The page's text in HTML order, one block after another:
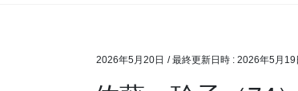
2026年5月20日 / 最終更新日時 : 2026年5月19